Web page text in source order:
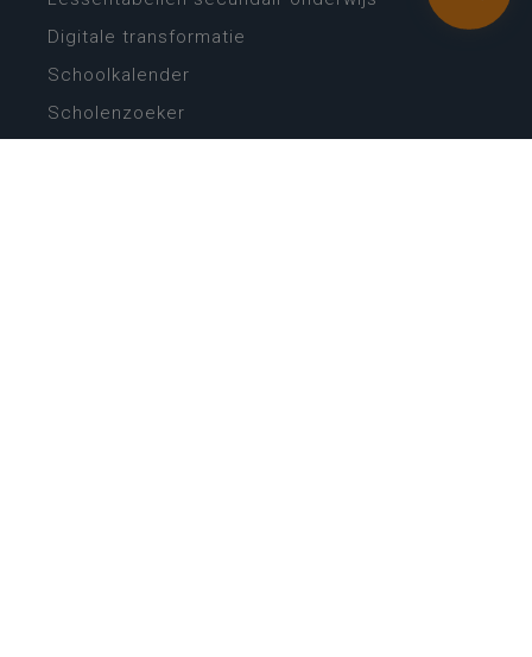
Digitale transformatie
Schoolkalender
Scholenzoeker